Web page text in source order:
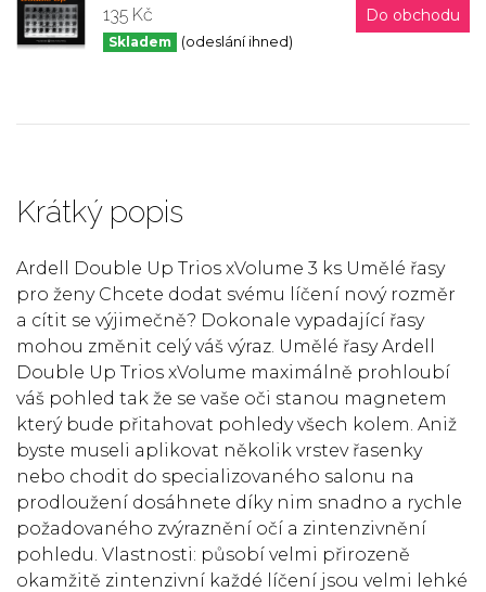
135 Kč
Skladem (odeslání ihned)
Do obchodu
Krátký popis
Ardell Double Up Trios xVolume 3 ks Umělé řasy
pro ženy Chcete dodat svému líčení nový rozměr
a cítit se výjimečně? Dokonale vypadající řasy
mohou změnit celý váš výraz. Umělé řasy Ardell
Double Up Trios xVolume maximálně prohloubí
váš pohled tak že se vaše oči stanou magnetem
který bude přitahovat pohledy všech kolem. Aniž
byste museli aplikovat několik vrstev řasenky
nebo chodit do specializovaného salonu na
prodloužení dosáhnete díky nim snadno a rychle
požadovaného zvýraznění očí a zintenzivnění
pohledu. Vlastnosti: působí velmi přirozeně
okamžitě zintenzivní každé líčení jsou velmi lehké